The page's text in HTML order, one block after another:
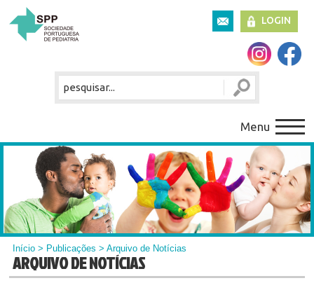
LOGIN
Menu
Início > Publicações > Arquivo de Notícias
ARQUIVO DE NOTÍCIAS